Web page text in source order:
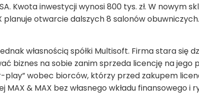
Kwota inwestycji wynosi 800 tys. zł. W nowym
otwarcie dalszych 8 salonów obuwniczych.
własnością spółki Multisoft. Firma stara się
biznes na sobie zanim sprzeda licencję na jego
play” wobec biorców, którzy przed zakupem
MAX & MAX bez własnego wkładu finansowego i